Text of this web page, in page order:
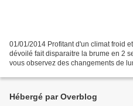
01/01/2014 Profitant d'un climat froid
dévoilé fait disparaitre la brume en 2
vous observez des changements de
Hébergé par Overblog